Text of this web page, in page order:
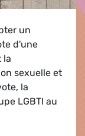
un
d'une
la
sexuelle et
la
LGBTI au